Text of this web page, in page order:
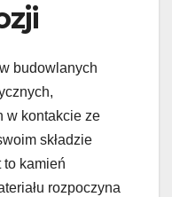
budowlanych
w kontakcie ze
składzie
to kamień
rozpoczyna